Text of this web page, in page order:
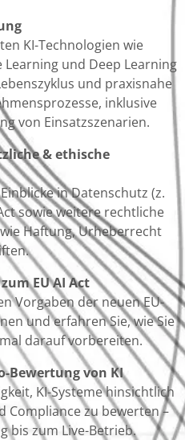
KI-Technologien wie
Learning und Deep Learning
und praxisnahe
inklusive
von Einsatzszenarien.
& ethische
in Datenschutz (z.
sowie weitere rechtliche
Haftung, Urheberrecht
EU AI Act
Vorgaben der neuen EU-
und erfahren Sie, wie Sie
darauf vorbereiten.
Bewertung von KI
KI-Systeme hinsichtlich
Compliance zu bewerten –
bis zum Live-Betrieb.